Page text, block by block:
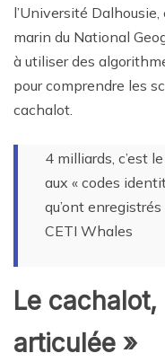
l’Université
marin du National
à utiliser des
pour comprendre les
cachalot.
4 milliards, c’est
aux « codes
qu’ont
CETI Whales
Le
articulée »